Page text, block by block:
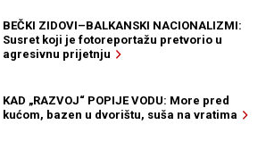
BEČKI ZIDOVI–BALKANSKI NACIONALIZMI:
Susret koji je fotoreportažu pretvorio u
agresivnu prijetnju
KAD „RAZVOJ“ POPIJE VODU: More pred
kućom, bazen u dvorištu, suša na vratima